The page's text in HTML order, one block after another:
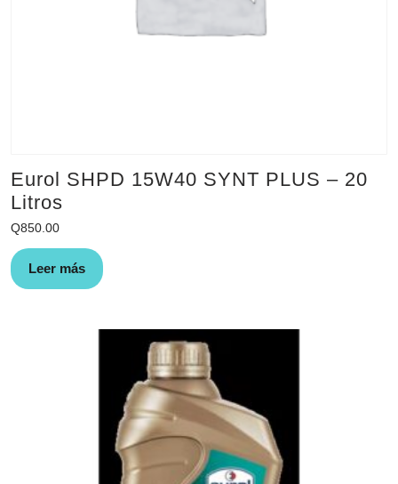
Eurol SHPD 15W40 SYNT PLUS – 20
Litros
Q850.00
Leer más